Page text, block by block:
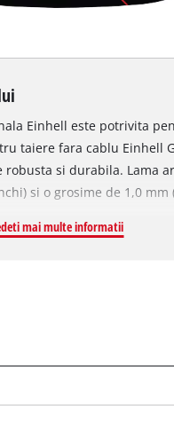
Einhell este potrivita
taiere fara cablu Einhell
robusta si durabila. Lama
si o grosime de 1,0 mm
mai multe informatii